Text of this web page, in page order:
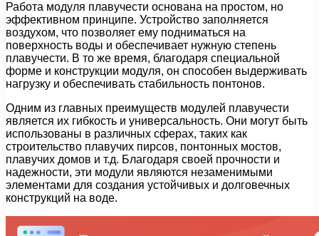
Работа модуля плавучести основана на простом, но
эффективном принципе. Устройство заполняется
воздухом, что позволяет ему подниматься на
поверхность воды и обеспечивает нужную степень
плавучести. В то же время, благодаря специальной
форме и конструкции модуля, он способен выдерживать
нагрузку и обеспечивать стабильность понтонов.
Одним из главных преимуществ модулей плавучести
является их гибкость и универсальность. Они могут быть
использованы в различных сферах, таких как
строительство плавучих пирсов, понтонных мостов,
плавучих домов и т.д. Благодаря своей прочности и
надежности, эти модули являются незаменимыми
элементами для создания устойчивых и долговечных
конструкций на воде.